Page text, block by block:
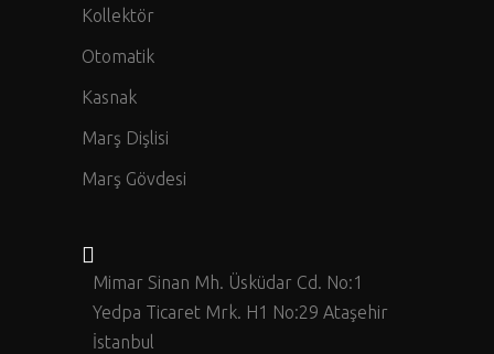
Kollektör
Otomatik
Kasnak
Marş Dişlisi
Marş Gövdesi
Mimar Sinan Mh. Üsküdar Cd. No:1
Yedpa Ticaret Mrk. H1 No:29 Ataşehir
İstanbul